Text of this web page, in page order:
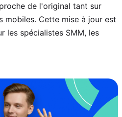
de l'original tant sur
mobiles. Cette mise à jour est
les spécialistes SMM, les